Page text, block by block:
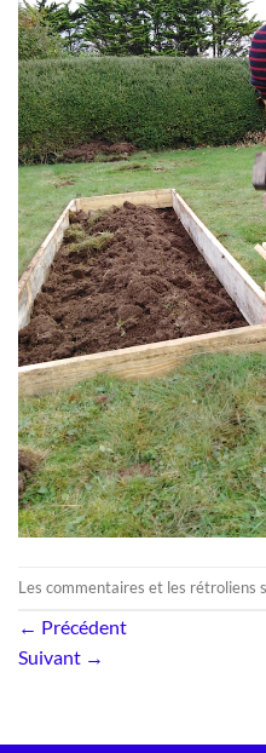
Les commentaires et les rétroliens
← Précédent
Suivant →